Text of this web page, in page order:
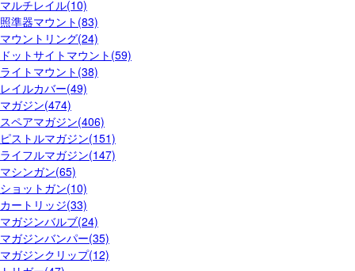
マルチレイル(10)
照準器マウント(83)
マウントリング(24)
ドットサイトマウント(59)
ライトマウント(38)
レイルカバー(49)
マガジン(474)
スペアマガジン(406)
ピストルマガジン(151)
ライフルマガジン(147)
マシンガン(65)
ショットガン(10)
カートリッジ(33)
マガジンバルブ(24)
マガジンバンパー(35)
マガジンクリップ(12)